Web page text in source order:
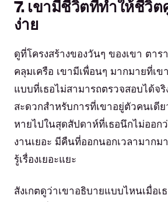
7. เขามีชีวิตที่ทำให้ชีวิต
ง่าย
ดูที่โครงสร้างของวันๆ ของเขา ตาร
คลุมเครือ เขามีเพื่อนๆ มากมายที่เข
แบบที่เธอไม่สามารถตรวจสอบได้จ
สะดวกสำหรับการที่เขาอยู่ตัวคนเดี
หายไปในสุดสัปดาห์ที่เธอนึกไม่ออก
งานเยอะ มีคืนที่ออกนอกเวลามากม
รู้เรื่องเยอะแยะ
สังเกตดูว่าเขาอธิบายแบบไหนเมื่อเ